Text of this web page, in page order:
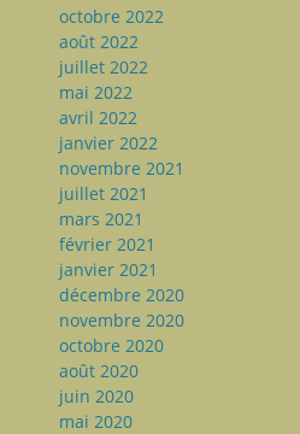
octobre 2022
août 2022
juillet 2022
mai 2022
avril 2022
janvier 2022
novembre 2021
juillet 2021
mars 2021
février 2021
janvier 2021
décembre 2020
novembre 2020
octobre 2020
août 2020
juin 2020
mai 2020